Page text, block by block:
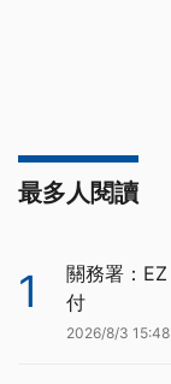
最多人閱讀
1
關務署：
付
2026/8/3 15:48